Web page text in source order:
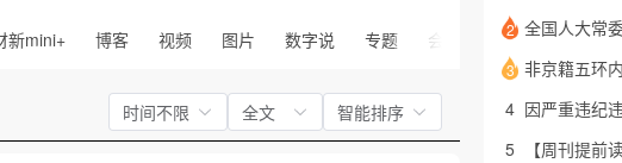
新mini+ 博客 视频 图片 数字说 专题 会议 话题 特别呈现
时间不限 全文 智能排序
2
3
4
5